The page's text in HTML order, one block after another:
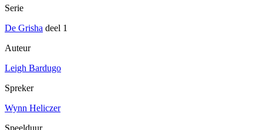
Serie
De Grisha deel 1
Auteur
Leigh Bardugo
Spreker
Wynn Heliczer
Speelduur